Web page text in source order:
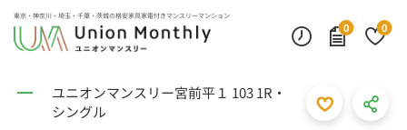
東京・神奈川・埼玉・千葉・茨城の格安家具家電付きマンスリーマンション
0
0
ユニオンマンスリー宮前平１ 103 1R・
シングル